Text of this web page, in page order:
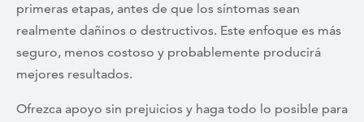
primeras etapas, antes de que los síntomas sean
realmente dañinos o destructivos. Este enfoque es más
seguro, menos costoso y probablemente producirá
mejores resultados.
Ofrezca apoyo sin prejuicios y haga todo lo posible para